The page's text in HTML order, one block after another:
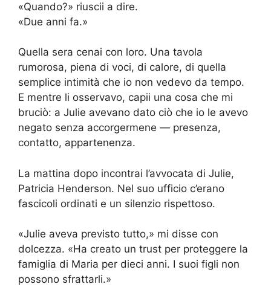
«Quando?» riuscii a dire.
«Due anni fa.»
Quella sera cenai con loro. Una tavola
rumorosa, piena di voci, di calore, di quella
semplice intimità che io non vedevo da tempo.
E mentre li osservavo, capii una cosa che mi
bruciò: a Julie avevano dato ciò che io le avevo
negato senza accorgermene — presenza,
contatto, appartenenza.
La mattina dopo incontrai l’avvocata di Julie,
Patricia Henderson. Nel suo ufficio c’erano
fascicoli ordinati e un silenzio rispettoso.
«Julie aveva previsto tutto,» mi disse con
dolcezza. «Ha creato un trust per proteggere la
famiglia di Maria per dieci anni. I suoi figli non
possono sfrattarli.»